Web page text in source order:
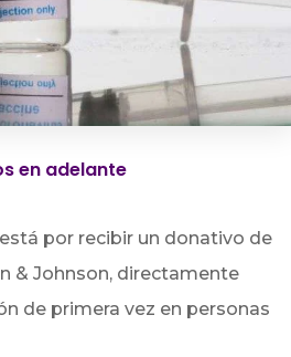
en adelante
por recibir un donativo de
& Johnson, directamente
de primera vez en personas